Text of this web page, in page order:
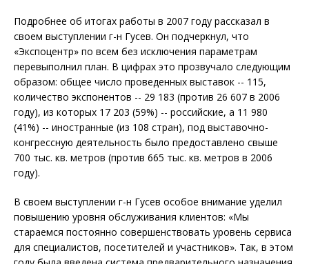
Подробнее об итогах работы в 2007 году рассказал в
своем выступлении г-н Гусев. Он подчеркнул, что
«Экспоцентр» по всем без исключения параметрам
перевыполнил план. В цифрах это прозвучало следующим
образом: общее число проведенных выставок -- 115,
количество экспонентов -- 29 183 (против 26 607 в 2006
году), из которых 17 203 (59%) -- российские, а 11 980
(41%) -- иностранные (из 108 стран), под выставочно-
конгрессную деятельность было предоставлено свыше
700 тыс. кв. метров (против 665 тыс. кв. метров в 2006
году).
В своем выступлении г-н Гусев особое внимание уделил
повышению уровня обслуживания клиентов: «Мы
стараемся постоянно совершенствовать уровень сервиса
для специалистов, посетителей и участников». Так, в этом